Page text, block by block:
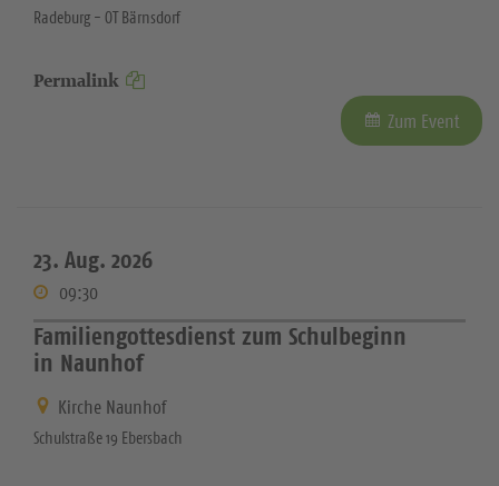
Radeburg - OT Bärnsdorf
Permalink
Zum Event
23. Aug. 2026
09:30
Familiengottesdienst zum Schulbeginn
in Naunhof
Kirche Naunhof
Schulstraße 19 Ebersbach